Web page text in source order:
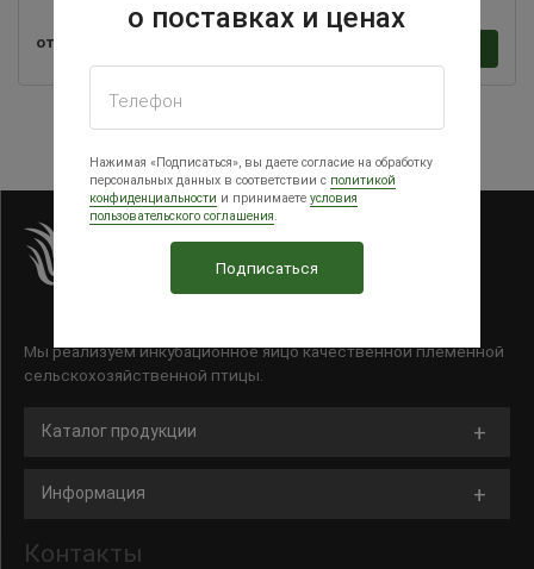
от 16
Мы реализуем инкубационное яйцо качественной племенной
сельскохозяйственной птицы.
Каталог продукции
Информация
Контакты
о поставках и ценах
Телефон
Нажимая «Подписаться», вы даете согласие на обработку
персональных данных в соответствии с политикой
конфиденциальности и принимаете условия
пользовательского соглашения.